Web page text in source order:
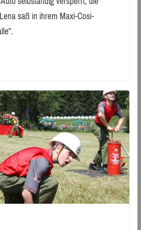
saß in ihrem Maxi-Cosi-